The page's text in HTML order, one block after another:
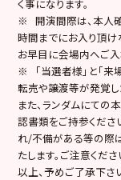
く事になります。
※ 開演間際は、本人
時間までにお入り頂け
お早目に会場内へご入
※ 「当選者様」と「来
転売や譲渡等が発覚し
また、ランダムにての
認書類をご持参くださ
れ/不備がある等の際
たします。ご注意くださ
以上、予めご了承下さ